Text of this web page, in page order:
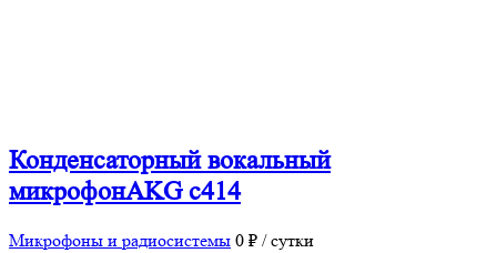
Конденсаторный вокальный
микрофонAKG c414
Микрофоны и радиосистемы 0 ₽ / сутки